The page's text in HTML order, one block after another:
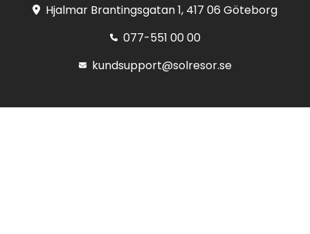
Hjalmar Brantingsgatan 1, 417 06 Göteborg
077-551 00 00
kundsupport@solresor.se